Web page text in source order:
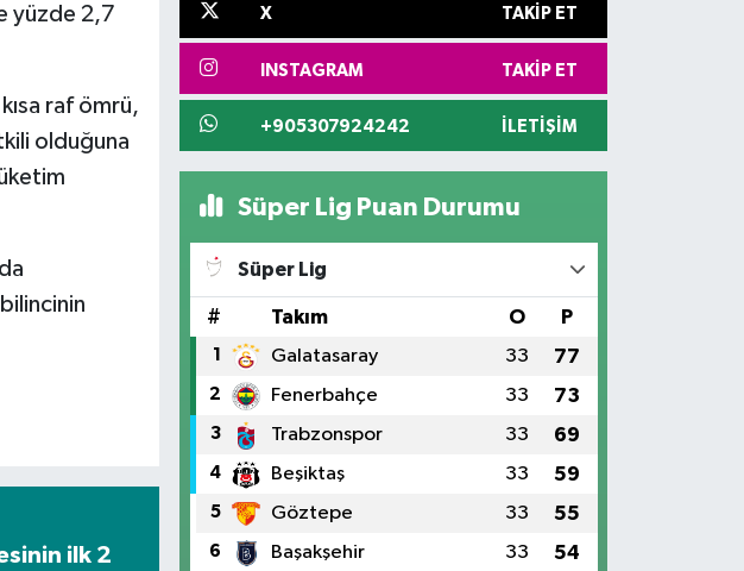
yüzde 2,7
raf ömrü,
olduğuna
ilk 2
X TAKIP ET
INSTAGRAM TAKIP ET
+905307924242 İLETIŞIM
Süper Lig Puan Durumu
Süper Lig
# Takım O P
1 Galatasaray 33 77
2 Fenerbahçe 33 73
3 Trabzonspor 33 69
4 Beşiktaş 33 59
5 Göztepe 33 55
6 Başakşehir 33 54